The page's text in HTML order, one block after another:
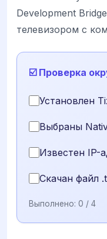
Development
телевизором с
☑️ Проверка
Установлен
Выбраны
Известен IP-
Скачан файл
Выполнено: 0 / 4